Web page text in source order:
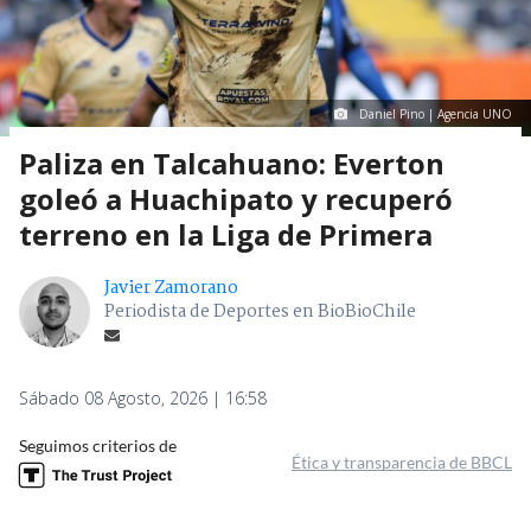
Daniel Pino | Agencia UNO
Paliza en Talcahuano: Everton
goleó a Huachipato y recuperó
terreno en la Liga de Primera
Javier Zamorano
Periodista de Deportes en BioBioChile
Sábado 08 Agosto, 2026 | 16:58
Seguimos criterios de
Ética y transparencia de BBCL